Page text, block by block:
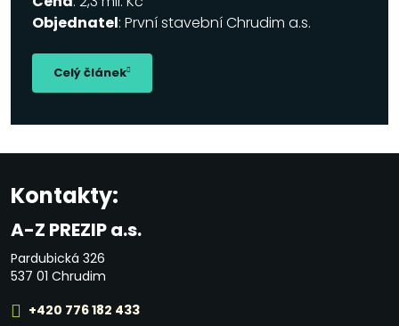
Objednatel: První stavební Chrudim a.s.
Celý článek
Kontakty:
A-Z PREZIP a.s.
Pardubická 326
537 01 Chrudim
+420 776 182 433